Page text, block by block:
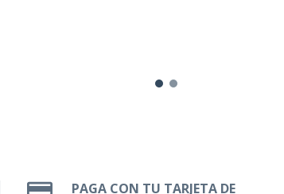
PAGA CON TU TARJETA DE